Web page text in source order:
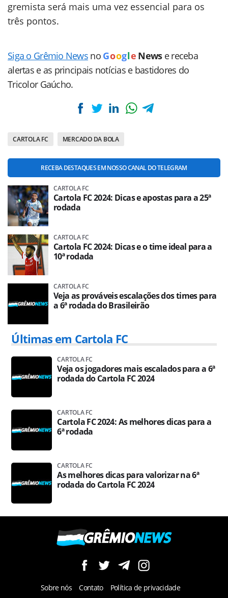
gremista será mais uma vez essencial para os
três pontos.
Siga o Grêmio News no Goog le News e receba
alertas e as principais notícias e bastidores do
Tricolor Gaúcho.
CARTOLA FC MERCADO DA BOLA
RECEBA DESTAQUES EM NOSSO CANAL DO TELEGRAM
CARTOLA FC
Cartola FC 2024: Dicas e apostas para a 25ª
rodada
CARTOLA FC
Cartola FC 2024: Dicas e o time ideal para a
10ª rodada
CARTOLA FC
Veja as prováveis escalações dos times para
a 6ª rodada do Brasileirão
Últimas em Cartola FC
CARTOLA FC
Veja os jogadores mais escalados para a 6ª
rodada do Cartola FC 2024
CARTOLA FC
Cartola FC 2024: As melhores dicas para a
6ª rodada
CARTOLA FC
As melhores dicas para valorizar na 6ª
rodada do Cartola FC 2024
Sobre nós Contato Política de privacidade